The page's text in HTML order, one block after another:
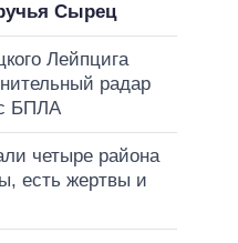
Сырец
Лейпцига
радар
БПЛА
четыре района
есть жертвы и